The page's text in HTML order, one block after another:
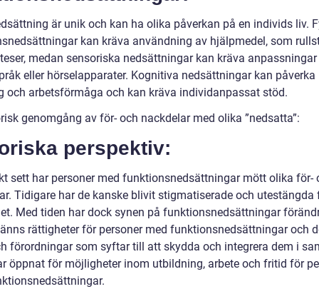
är unik och kan ha olika påverkan på en individs liv.
kan kräva användning av hjälpmedel, som
medan sensoriska nedsättningar kan kräva
eller hörselapparater. Kognitiva nedsättningar kan påverka
och arbetsförmåga och kan kräva individanpassat stöd.
genomgång av för- och nackdelar med olika ”nedsatta”:
perspektiv:
sett har personer med funktionsnedsättningar mött olika för-
Tidigare har de kanske blivit stigmatiserade och utestängda
Med tiden har dock synen på funktionsnedsättningar
rättigheter för personer med funktionsnedsättningar och
förordningar som syftar till att skydda och integrera dem i
öppnat för möjligheter inom utbildning, arbete och fritid för